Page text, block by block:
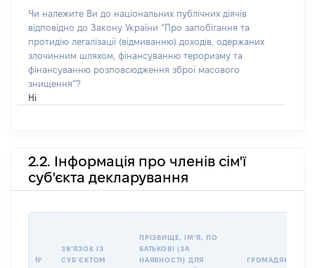
Чи належите Ви до національних публічних діячів
відповідно до Закону України “Про запобігання та
протидію легалізації (відмиванню) доходів, одержаних
злочинним шляхом, фінансуванню тероризму та
фінансуванню розповсюдження зброї масового
знищення”?
Ні
2.2. Інформація про членів сім'ї
суб'єкта декларування
№
ЗВʼЯЗОК ІЗ
СУБʼЄКТОМ
ПРІЗВИЩЕ, ІМʼЯ, ПО
БАТЬКОВІ (ЗА
НАЯВНОСТІ) ДЛЯ
ГРОМАДЯНСТВО